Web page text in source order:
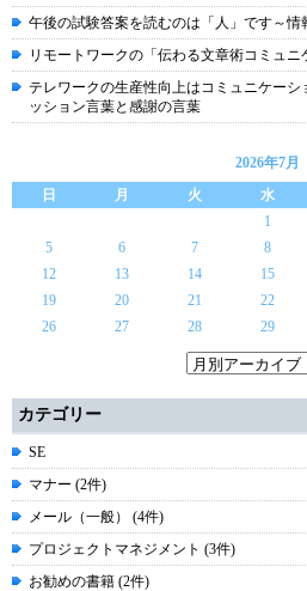
午後の試験答案を読むのは「人」です～
リモートワークの「伝わる文章術コミュ
テレワークの生産性向上はコミュニケ
ッション言葉と感謝の言葉
2026年7月
日
月 火 水
1
5
6 7 8
12
13 14 15
19
20 21 22
26
27 28 29
カテゴリー
SE
マナー (2件)
メール（一般） (4件)
プロジェクトマネジメント (3件)
お勧めの書籍 (2件)